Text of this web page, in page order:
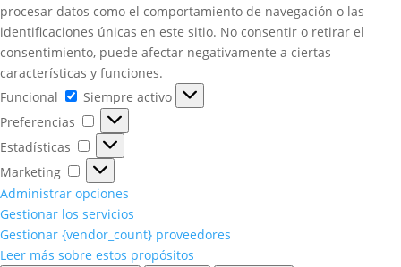
procesar datos como el comportamiento de navegación o las
identificaciones únicas en este sitio. No consentir o retirar el
consentimiento, puede afectar negativamente a ciertas
características y funciones.
Funcional
Funcional
Siempre activo
Preferencias
Preferencias
Estadísticas
Estadísticas
Marketing
Marketing
Administrar opciones
Gestionar los servicios
Gestionar {vendor_count} proveedores
Leer más sobre estos propósitos